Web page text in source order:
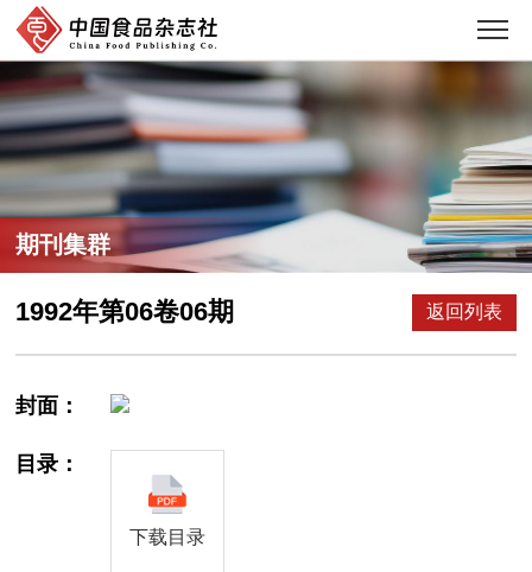
期刊集群
1992年第06卷06期 返回列表
封面：
目录：
下载目录